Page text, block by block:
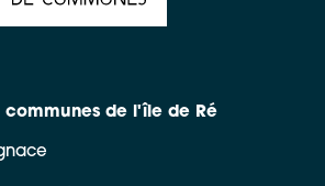
de l'île de Ré